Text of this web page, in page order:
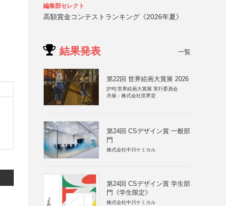
編集部セレクト
高額賞金コンテストランキング《2026年夏》
結果発表 一覧
第22回 世界絵画大賞展 2026
[PR] 世界絵画大賞展 実行委員会
共催：株式会社世界堂
第24回 CSデザイン賞 一般部
門
株式会社中川ケミカル
第24回 CSデザイン賞 学生部
門《学生限定》
株式会社中川ケミカル